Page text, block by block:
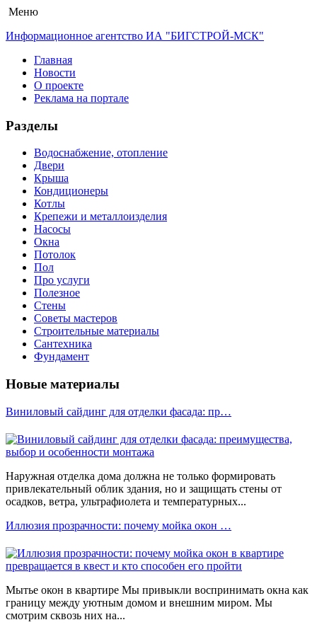
Меню
Информационное агентство ИА "БИГСТРОЙ-МСК"
Главная
Новости
О проекте
Реклама на портале
Разделы
Водоснабжение, отопление
Двери
Крыша
Кондиционеры
Котлы
Крепежи и металлоизделия
Насосы
Окна
Потолок
Пол
Про услуги
Полезное
Стены
Советы мастеров
Строительные материалы
Сантехника
Фундамент
Новые материалы
Виниловый сайдинг для отделки фасада: пр…
Наружная отделка дома должна не только формировать
привлекательный облик здания, но и защищать стены от
осадков, ветра, ультрафиолета и температурных...
Иллюзия прозрачности: почему мойка окон …
Мытье окон в квартире Мы привыкли воспринимать окна как
границу между уютным домом и внешним миром. Мы
смотрим сквозь них на...